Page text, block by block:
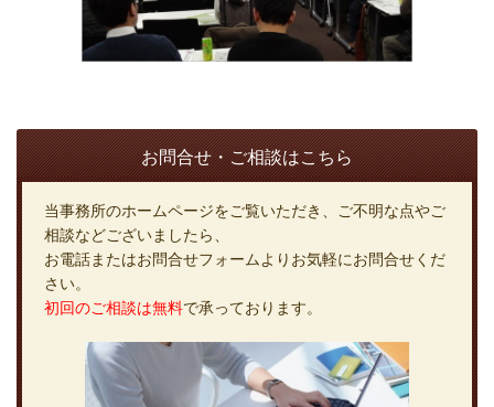
お問合せ・ご相談はこちら
当事務所のホームページをご覧いただき、ご不明な点やご
相談などございましたら、
お電話またはお問合せフォームよりお気軽にお問合せくだ
さい。
初回のご相談は無料で承っております。